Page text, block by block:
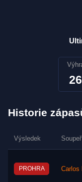
26
Historie
Výsledek Soupeř
PROHRA Carlos